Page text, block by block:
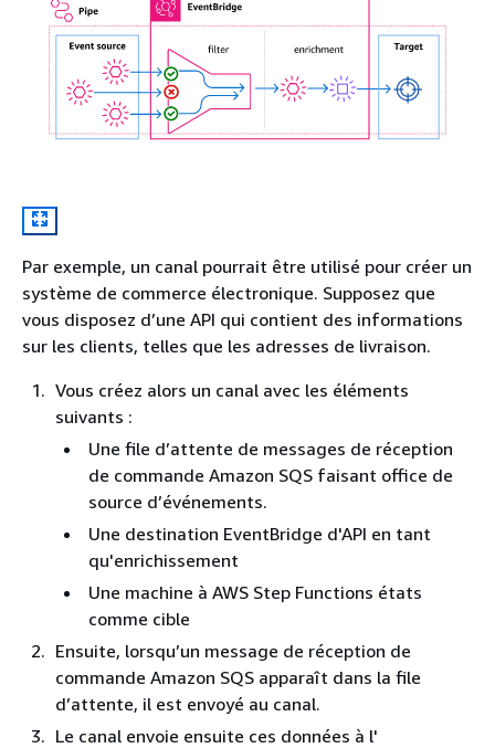
Par exemple, un canal pourrait être utilisé pour créer un
système de commerce électronique. Supposez que
vous disposez d’une API qui contient des informations
sur les clients, telles que les adresses de livraison.
Vous créez alors un canal avec les éléments
suivants :
Une file d’attente de messages de réception
de commande Amazon SQS faisant office de
source d’événements.
Une destination EventBridge d'API en tant
qu'enrichissement
Une machine à AWS Step Functions états
comme cible
Ensuite, lorsqu’un message de réception de
commande Amazon SQS apparaît dans la file
d’attente, il est envoyé au canal.
Le canal envoie ensuite ces données à l'